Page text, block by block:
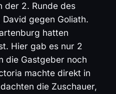
der 2. Runde des
gegen Goliath.
hatten
Hier gab es nur 2
die Gastgeber noch
machte direkt in
die Zuschauer,